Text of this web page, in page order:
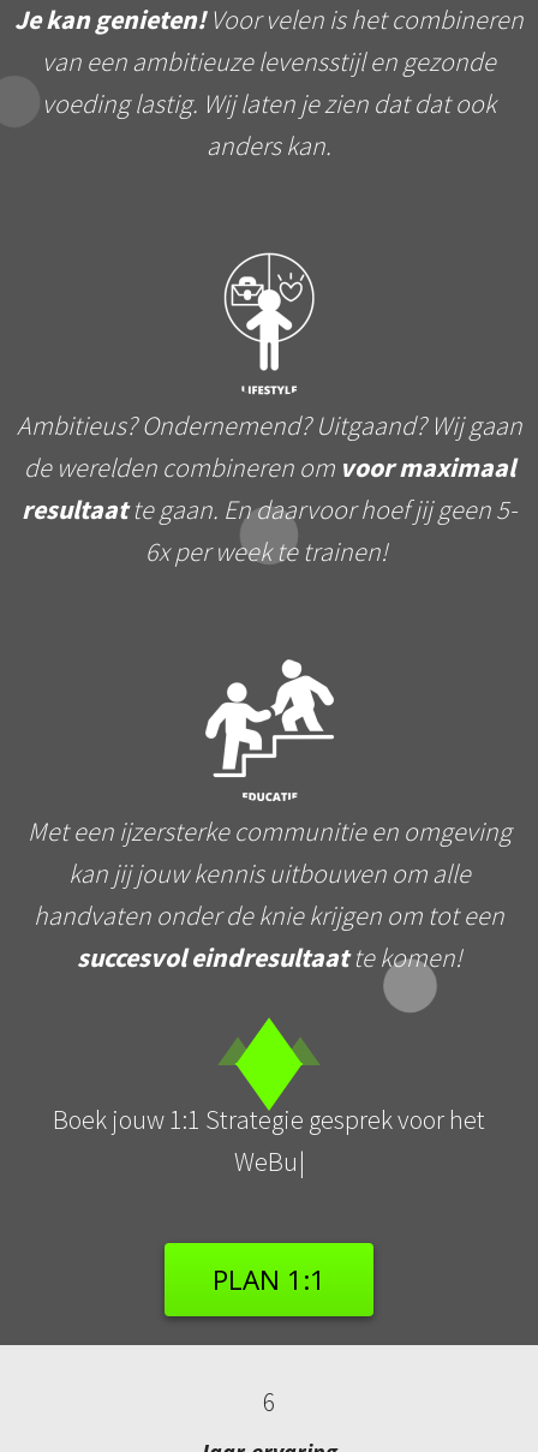
Je kan genieten!Voor velen is het combineren
van een ambitieuze levensstijl en gezonde
voeding lastig. Wij laten je zien dat dat ook
anders kan.
Ambitieus? Ondernemend? Uitgaand? Wij gaan
de werelden combineren om voor maximaal
resultaatte gaan. En daarvoor hoef jij geen 5-
6x per week te trainen!
Met een ijzersterke communitie en omgeving
kan jij jouw kennis uitbouwen om alle
handvaten onder de knie krijgen om tot een
succesvol eindresultaatte komen!
Boek jouw1:1 Strategie gesprekvoor het
BuildBl
PLAN 1:1
6